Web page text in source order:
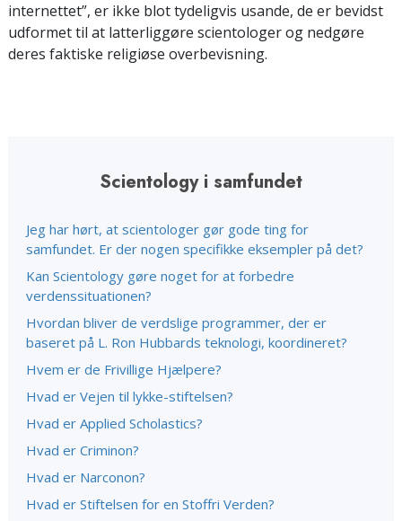
internettet”, er ikke blot tydeligvis usande, de er bevidst
udformet til at latterliggøre scientologer og nedgøre
deres faktiske religiøse overbevisning.
Scientology i samfundet
Jeg har hørt, at scientologer gør gode ting for
samfundet. Er der nogen specifikke eksempler på det?
Kan Scientology gøre noget for at forbedre
verdenssituationen?
Hvordan bliver de verdslige programmer, der er
baseret på L. Ron Hubbards teknologi, koordineret?
Hvem er de Frivillige Hjælpere?
Hvad er Vejen til lykke-stiftelsen?
Hvad er Applied Scholastics?
Hvad er Criminon?
Hvad er Narconon?
Hvad er Stiftelsen for en Stoffri Verden?